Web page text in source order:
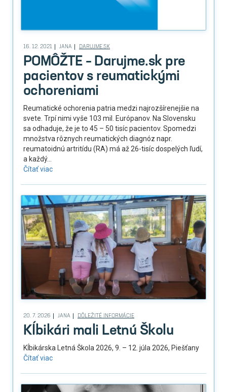
16. 12. 2021 JANA DARUJME.SK
POMÔŽTE – Darujme.sk pre
pacientov s reumatickými
ochoreniami
Reumatické ochorenia patria medzi najrozšírenejšie na
svete. Trpí nimi vyše 103 mil. Európanov. Na Slovensku
sa odhaduje, že je to 45 – 50 tisíc pacientov. Spomedzi
množstva rôznych reumatických diagnóz napr.
reumatoidnú artritídu (RA) má až 26-tisíc dospelých ľudí,
a každý...
Čítať viac
20. 7. 2026 JANA DÔLEŽITÉ INFORMÁCIE
Kĺbikári mali Letnú Školu
Kĺbikárska Letná Škola 2026, 9. – 12. júla 2026, Piešťany
Čítať viac